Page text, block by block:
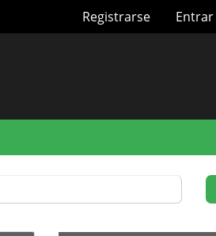
Registrarse Entrar